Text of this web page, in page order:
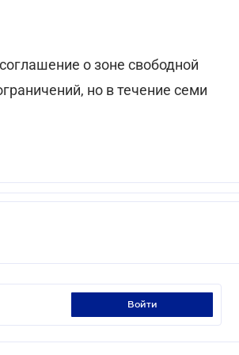
о зоне свободной
но в течение семи
войти